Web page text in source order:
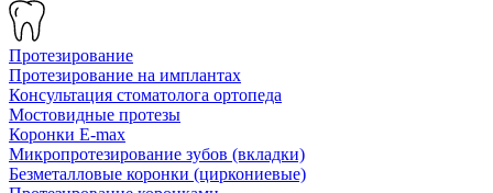
Протезирование
Протезирование на имплантах
Консультация стоматолога ортопеда
Мостовидные протезы
Коронки E-max
Микропротезирование зубов (вкладки)
Безметалловые коронки (циркониевые)